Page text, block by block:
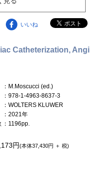
いいね
Catheterization, Angi
：M.Moscucci (ed.)
：978-1-4963-8637-3
：WOLTERS KLUWER
：2021年
：1196pp.
円(本体37,430円 ＋ 税)